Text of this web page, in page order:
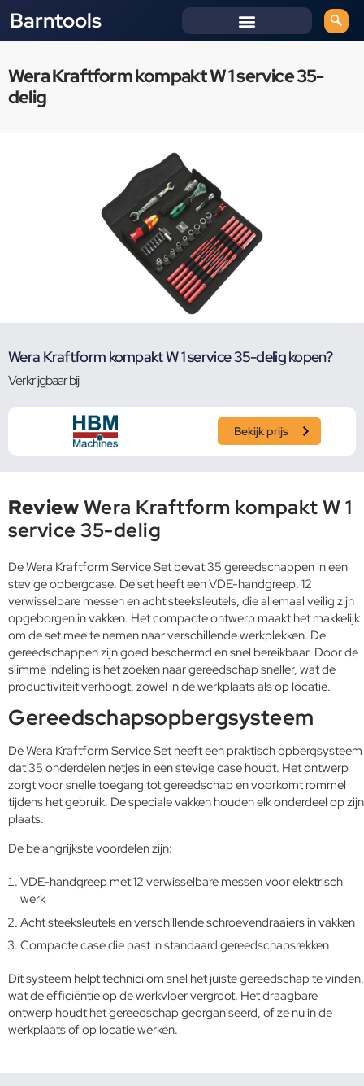
Barntools
Wera Kraftform kompakt W 1 service 35-
delig
Wera Kraftform kompakt W 1 service 35-delig kopen?
Verkrijgbaar bij
Bekijk prijs
ReviewWera Kraftform kompakt W 1
service 35-delig
De Wera Kraftform Service Set bevat 35 gereedschappen in een
stevige opbergcase. De set heeft een VDE-handgreep, 12
verwisselbare messen en acht steeksleutels, die allemaal veilig zijn
opgeborgen in vakken. Het compacte ontwerp maakt het makkelijk
om de set mee te nemen naar verschillende werkplekken. De
gereedschappen zijn goed beschermd en snel bereikbaar. Door de
slimme indeling is het zoeken naar gereedschap sneller, wat de
productiviteit verhoogt, zowel in de werkplaats als op locatie.
Gereedschapsopbergsysteem
De Wera Kraftform Service Set heeft een praktisch opbergsysteem
dat 35 onderdelen netjes in een stevige case houdt. Het ontwerp
zorgt voor snelle toegang tot gereedschap en voorkomt rommel
tijdens het gebruik. De speciale vakken houden elk onderdeel op zijn
plaats.
De belangrijkste voordelen zijn:
VDE-handgreep met 12 verwisselbare messen voor elektrisch
werk
Acht steeksleutels en verschillende schroevendraaiers in vakken
Compacte case die past in standaard gereedschapsrekken
Dit systeem helpt technici om snel het juiste gereedschap te vinden,
wat de efficiëntie op de werkvloer vergroot. Het draagbare
ontwerp houdt het gereedschap georganiseerd, of ze nu in de
werkplaats of op locatie werken.